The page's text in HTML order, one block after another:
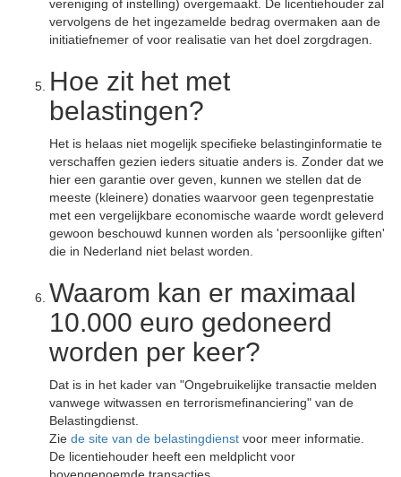
vereniging of instelling) overgemaakt. De licentiehouder zal
vervolgens de het ingezamelde bedrag overmaken aan de
initiatiefnemer of voor realisatie van het doel zorgdragen.
Hoe zit het met
belastingen?
Het is helaas niet mogelijk specifieke belastinginformatie te
verschaffen gezien ieders situatie anders is. Zonder dat we
hier een garantie over geven, kunnen we stellen dat de
meeste (kleinere) donaties waarvoor geen tegenprestatie
met een vergelijkbare economische waarde wordt geleverd
gewoon beschouwd kunnen worden als 'persoonlijke giften'
die in Nederland niet belast worden.
Waarom kan er maximaal
10.000 euro gedoneerd
worden per keer?
Dat is in het kader van "Ongebruikelijke transactie melden
vanwege witwassen en terrorismefinanciering" van de
Belastingdienst.
Zie de site van de belastingdienst voor meer informatie.
De licentiehouder heeft een meldplicht voor